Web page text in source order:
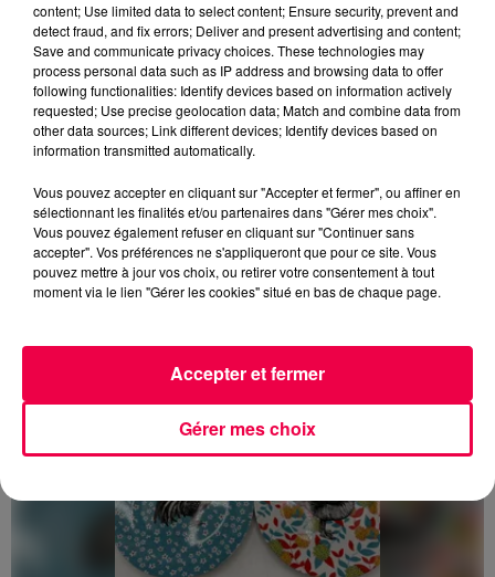
Celles-ci interdiraient notamment l'arrosage des
jardins potagers sur certaines plages horaires, le
remplissage des piscines, ou encore le lavage des
véhicules à domicile.
Autrement dit : mieux vaut agir maintenant de façon
contraignantes dans les semaines à venir.
DERNIÈRES INFOS
content; Use limited data to select content; Ensure security, prevent and
detect fraud, and fix errors; Deliver and present advertising and content;
Save and communicate privacy choices. These technologies may
process personal data such as IP address and browsing data to offer
following functionalities: Identify devices based on information actively
requested; Use precise geolocation data; Match and combine data from
other data sources; Link different devices; Identify devices based on
information transmitted automatically.
Vous pouvez accepter en cliquant sur "Accepter et fermer", ou affiner en
sélectionnant les finalités et/ou partenaires dans "Gérer mes choix".
Vous pouvez également refuser en cliquant sur "Continuer sans
accepter". Vos préférences ne s'appliqueront que pour ce site. Vous
pouvez mettre à jour vos choix, ou retirer votre consentement à tout
moment via le lien "Gérer les cookies" situé en bas de chaque page.
Gérer mes choix
Accepter et fermer